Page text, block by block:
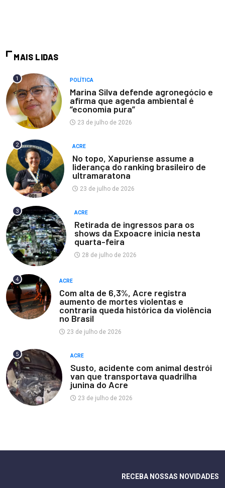
MAIS LIDAS
1 POLÍTICA
Marina Silva defende agronegócio e
afirma que agenda ambiental é
“economia pura”
23 de julho de 2026
2 ACRE
No topo, Xapuriense assume a
liderança do ranking brasileiro de
ultramaratona
23 de julho de 2026
3 ACRE
Retirada de ingressos para os
shows da Expoacre inicia nesta
quarta-feira
28 de julho de 2026
4 ACRE
Com alta de 6,3%, Acre registra
aumento de mortes violentas e
contraria queda histórica da violência
no Brasil
23 de julho de 2026
5 ACRE
Susto, acidente com animal destrói
van que transportava quadrilha
junina do Acre
23 de julho de 2026
RECEBA NOSSAS NOVIDADES